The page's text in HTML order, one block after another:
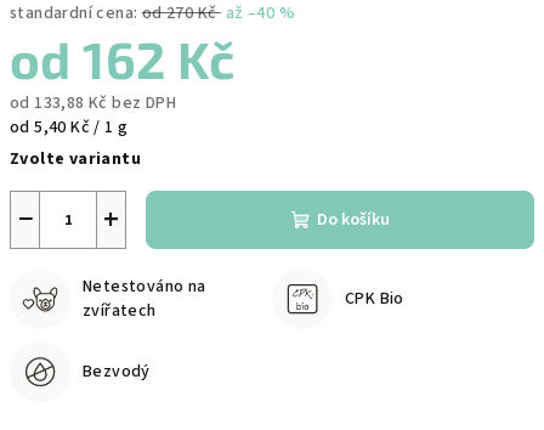
standardní cena: od 270 Kč až –40 %
od162 Kč
od 133,88 Kč bez DPH
Měrná
cena:
od 5,40 Kč / 1 g
Zvolte variantu
+
− Do košíku
Netestováno na
zvířatech
CPK Bio
Bezvodý